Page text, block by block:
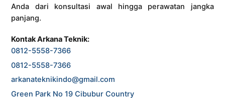
Anda dari konsultasi awal hingga perawatan jangka
panjang.
Kontak Arkana Teknik:
0812-5558-7366
0812-5558-7366
arkanateknikindo@gmail.com
Green Park No 19 Cibubur Country